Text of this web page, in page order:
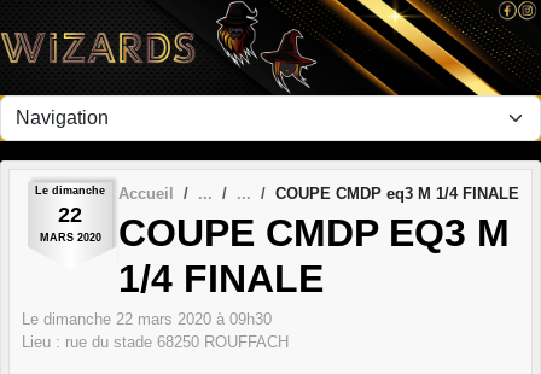
Le dimanche
22
MARS 2020
Accueil COUPE CMDP eq3 M 1/4 FINALE
COUPE CMDP EQ3 M
1/4 FINALE
Le dimanche 22 mars 2020 à 09h30
Lieu : rue du stade 68250 ROUFFACH
Panneau de gestion des cookies